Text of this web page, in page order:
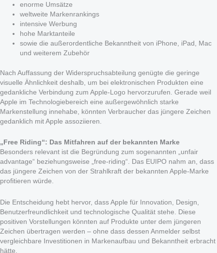
enorme Umsätze
weltweite Markenrankings
intensive Werbung
hohe Marktanteile
sowie die außerordentliche Bekanntheit von iPhone, iPad, Mac
und weiterem Zubehör
Nach Auffassung der Widerspruchsabteilung genügte die geringe
visuelle Ähnlichkeit deshalb, um bei elektronischen Produkten eine
gedankliche Verbindung zum Apple-Logo hervorzurufen. Gerade weil
Apple im Technologiebereich eine außergewöhnlich starke
Markenstellung innehabe, könnten Verbraucher das jüngere Zeichen
gedanklich mit Apple assoziieren.
„Free Riding“: Das Mitfahren auf der bekannten Marke
Besonders relevant ist die Begründung zum sogenannten „unfair
advantage“ beziehungsweise „free-riding“. Das EUIPO nahm an, dass
das jüngere Zeichen von der Strahlkraft der bekannten Apple-Marke
profitieren würde.
Die Entscheidung hebt hervor, dass Apple für Innovation, Design,
Benutzerfreundlichkeit und technologische Qualität stehe. Diese
positiven Vorstellungen könnten auf Produkte unter dem jüngeren
Zeichen übertragen werden – ohne dass dessen Anmelder selbst
vergleichbare Investitionen in Markenaufbau und Bekanntheit erbracht
hätte.